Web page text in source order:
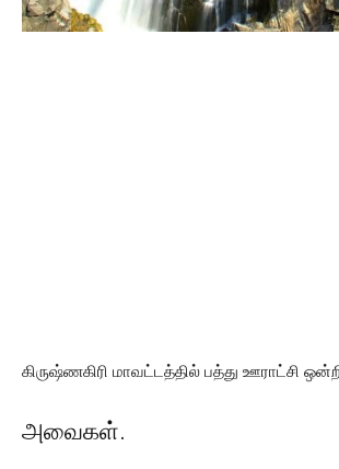
கிருஷ்ணகிரி மாவட்டத்தில் பத்து ஊராட்சி
அவைகள்.